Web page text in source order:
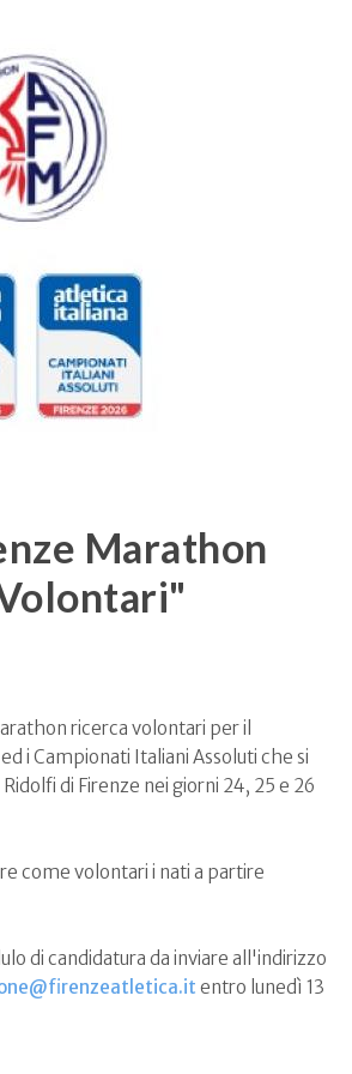
Marathon
ricerca volontari per il
i Campionati Italiani Assoluti che si
di Firenze nei giorni 24, 25 e 26
come volontari i nati a partire
di candidatura da inviare all'indirizzo
entro lunedì 13